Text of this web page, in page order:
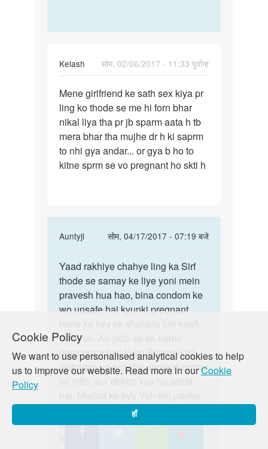
Cookie Policy
We want to use personalised analytical cookies to help
us to improve our website. Read more in ourCookie
Policy
हाँ
Kelash
सोम, 02/06/2017 - 11:33 पूर्वान्ह
Mene
girlfriend
ke
sath
sex
Mene girlfriend ke sath sex kiya pr
ling ko thode se me hi forn bhar
nikal liya tha pr jb sparm aata h tb
mera bhar tha mujhe dr h ki saprm
to nhi gya andar... or gya b ho to
kitne sprm se vo pregnant ho skti h
Auntyji
सोम, 04/17/2017 - 07:19 बजे
In
to
Mene
girlfriend
ke
Kelash
Yaad
rakhiye
chahye
ling
Yaad rakhiye chahye ling ka Sirf
thode se samay ke liye yoni mein
pravesh hua hao, bina condom ke
wo unsafe hai kyunki pregnant
hota hai. Ab jaldi se ek home
pregnancy test lo ya Phoren kisi
vishagya ya achche panjikrit doctor
https://lovematters.in/hi/resource/unplanned-
pregnancyYadi aap is mudde par
humse aur gehri charcha mein